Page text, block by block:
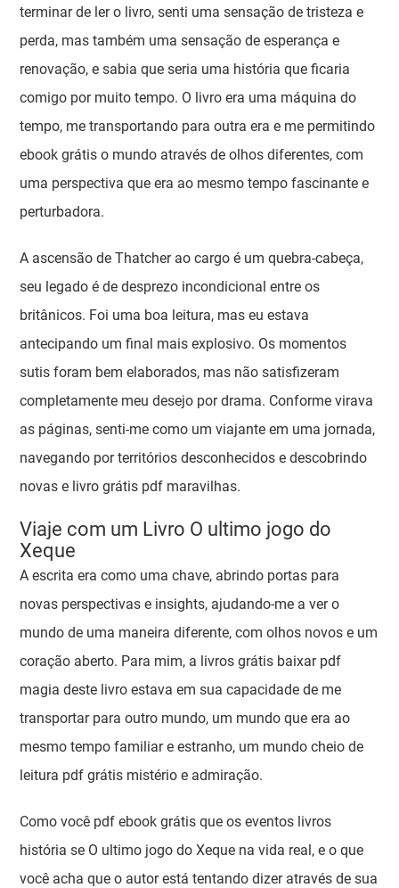
terminar de ler o livro, senti uma sensação de tristeza e
perda, mas também uma sensação de esperança e
renovação, e sabia que seria uma história que ficaria
comigo por muito tempo. O livro era uma máquina do
tempo, me transportando para outra era e me permitindo
ebook grátis o mundo através de olhos diferentes, com
uma perspectiva que era ao mesmo tempo fascinante e
perturbadora.
A ascensão de Thatcher ao cargo é um quebra-cabeça,
seu legado é de desprezo incondicional entre os
britânicos. Foi uma boa leitura, mas eu estava
antecipando um final mais explosivo. Os momentos
sutis foram bem elaborados, mas não satisfizeram
completamente meu desejo por drama. Conforme virava
as páginas, senti-me como um viajante em uma jornada,
navegando por territórios desconhecidos e descobrindo
novas e livro grátis pdf maravilhas.
Viaje com um Livro O ultimo jogo do
Xeque
A escrita era como uma chave, abrindo portas para
novas perspectivas e insights, ajudando-me a ver o
mundo de uma maneira diferente, com olhos novos e um
coração aberto. Para mim, a livros grátis baixar pdf
magia deste livro estava em sua capacidade de me
transportar para outro mundo, um mundo que era ao
mesmo tempo familiar e estranho, um mundo cheio de
leitura pdf grátis mistério e admiração.
Como você pdf ebook grátis que os eventos livros
história se O ultimo jogo do Xeque na vida real, e o que
você acha que o autor está tentando dizer através de sua